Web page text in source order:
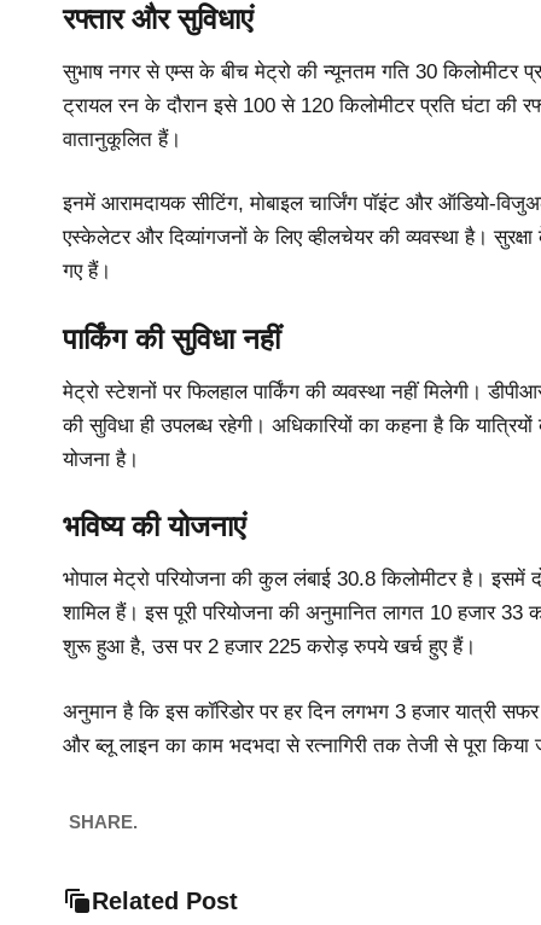
रफ्तार और सुविधाएं
सुभाष नगर से एम्स के बीच मेट्रो की न्यूनतम गति 30 किलोमीटर
ट्रायल रन के दौरान इसे 100 से 120 किलोमीटर प्रति घंटा की
वातानुकूलित हैं।
इनमें आरामदायक सीटिंग, मोबाइल चार्जिंग पॉइंट और ऑडियो-
एस्केलेटर और दिव्यांगजनों के लिए व्हीलचेयर की व्यवस्था है।
गए हैं।
पार्किंग की सुविधा नहीं
मेट्रो स्टेशनों पर फिलहाल पार्किंग की व्यवस्था नहीं मिलेगी।
की सुविधा ही उपलब्ध रहेगी। अधिकारियों का कहना है कि
योजना है।
भविष्य की योजनाएं
भोपाल मेट्रो परियोजना की कुल लंबाई 30.8 किलोमीटर है।
शामिल हैं। इस पूरी परियोजना की अनुमानित लागत 10 हजार
शुरू हुआ है, उस पर 2 हजार 225 करोड़ रुपये खर्च हुए हैं।
अनुमान है कि इस कॉरिडोर पर हर दिन लगभग 3 हजार यात्री
और ब्लू लाइन का काम भदभदा से रत्नागिरी तक तेजी से पूरा किया
SHARE.
Related Post